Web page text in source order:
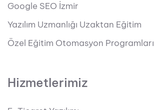
Google SEO İzmir
Yazılım Uzmanlığı Uzaktan Eğitim
Özel Eğitim Otomasyon Programları
Hizmetlerimiz